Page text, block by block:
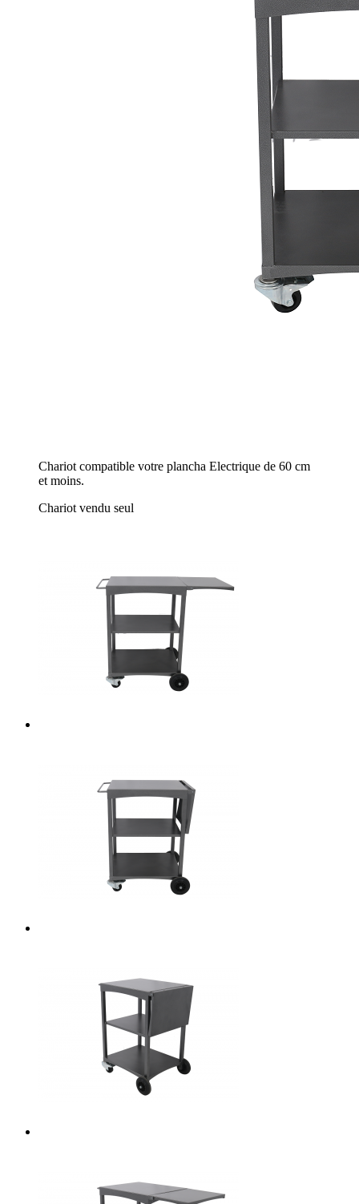
Chariot compatible votre plancha Electrique de 60 cm
et moins.
Chariot vendu seul